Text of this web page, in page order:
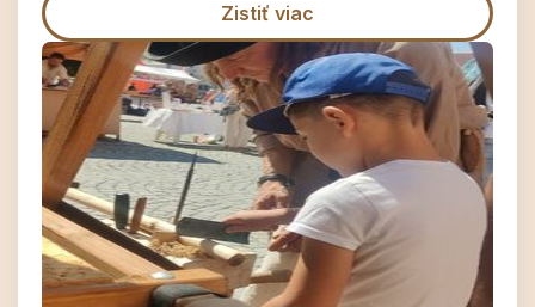
Zistiť viac